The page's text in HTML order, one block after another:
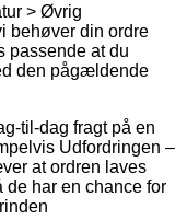
> Øvrig
behøver din ordre
passende at du
den pågældende
til-dag fragt på en
Udfordringen –
at ordren laves
har en chance for